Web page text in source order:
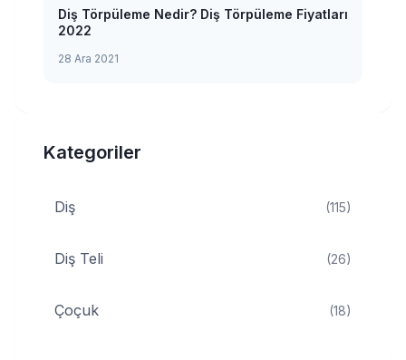
Diş Törpüleme Nedir? Diş Törpüleme Fiyatları
2022
28 Ara 2021
Kategoriler
Diş (115)
Diş Teli (26)
Çoçuk (18)